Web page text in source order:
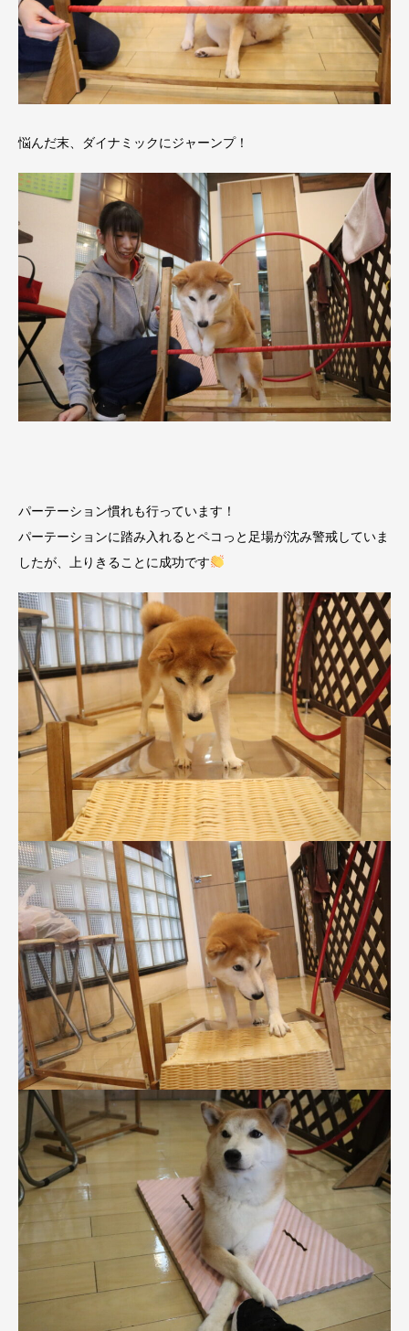
悩んだ末、ダイナミックにジャーンプ！
パーテーション慣れも行っています！
パーテーションに踏み入れるとペコっと足場が沈み警戒していま
したが、上りきることに成功です